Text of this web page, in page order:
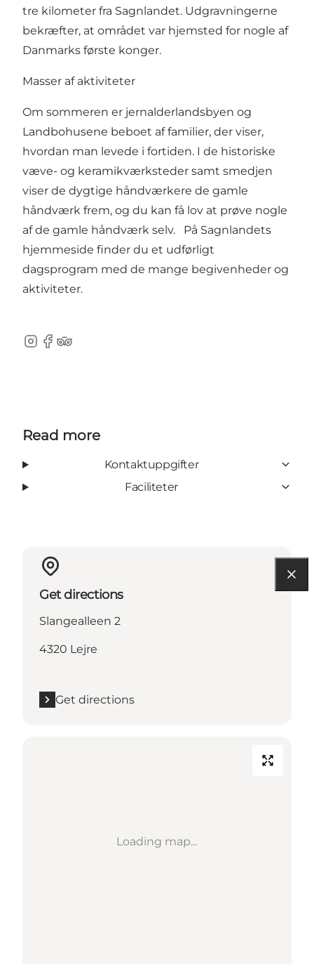
tre kilometer fra Sagnlandet. Udgravningerne
bekræfter, at området var hjemsted for nogle af
Danmarks første konger.
Masser af aktiviteter
Om sommeren er jernalderlandsbyen og
Landbohusene beboet af familier, der viser,
hvordan man levede i fortiden. I de historiske
væve- og keramikværksteder samt smedjen
viser de dygtige håndværkere de gamle
håndværk frem, og du kan få lov at prøve nogle
af de gamle håndværk selv. På Sagnlandets
hjemmeside finder du et udførligt
dagsprogram med de mange begivenheder og
aktiviteter.
Instagram
Facebook
TripAdvisor
Read more
Kontaktuppgifter
Faciliteter
Get directions
Slangealleen 2
4320 Lejre
Get directions
Loading map...